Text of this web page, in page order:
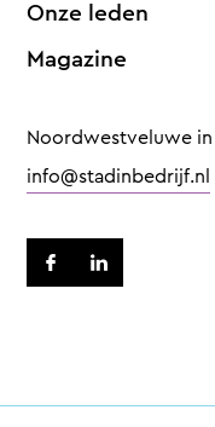
Onze leden
Magazine
Noordwestveluwe in
info@stadinbedrijf.nl